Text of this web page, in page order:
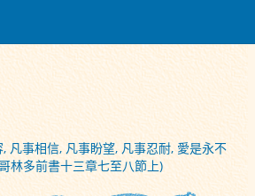
, 凡事相信, 凡事盼望, 凡事忍耐, 愛是永不
林多前書十三章七至八節上)